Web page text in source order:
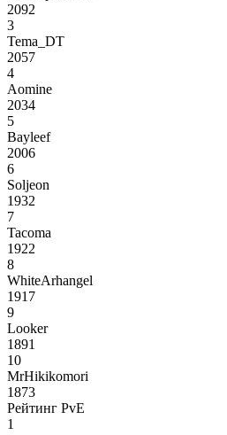
2092
3
Tema_DT
2057
4
Aomine
2034
5
Bayleef
2006
6
Soljeon
1932
7
Tacoma
1922
8
WhiteArhangel
1917
9
Looker
1891
10
MrHikikomori
1873
Рейтинг PvE
1